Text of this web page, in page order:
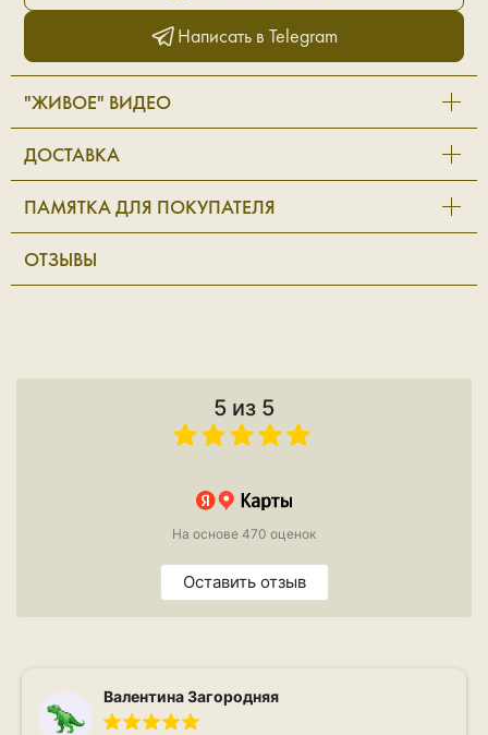
Написать в Telegram
"ЖИВОЕ" ВИДЕО
ДОСТАВКА
ПАМЯТКА ДЛЯ ПОКУПАТЕЛЯ
ОТЗЫВЫ
5 из 5
На основе 470 оценок
Оставить отзыв
Валентина Загородняя